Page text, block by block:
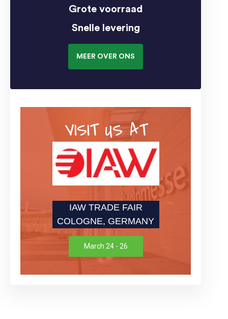
Grote voorraad
Snelle levering
MEER OVER ONS
VISIT US AT
IAW TRADE FAIR
COLOGNE, GERMANY
March 24 - 26